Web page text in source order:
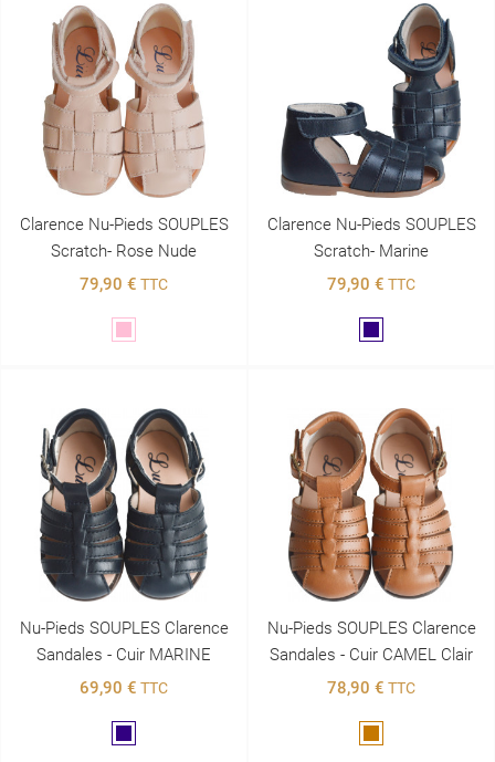
Clarence Nu-Pieds SOUPLES
Scratch- Rose Nude
79,90 € TTC
Clarence Nu-Pieds SOUPLES
Scratch- Marine
79,90 € TTC
Nu-Pieds SOUPLES Clarence
Sandales - Cuir MARINE
69,90 € TTC
Nu-Pieds SOUPLES Clarence
Sandales - Cuir CAMEL Clair
78,90 € TTC